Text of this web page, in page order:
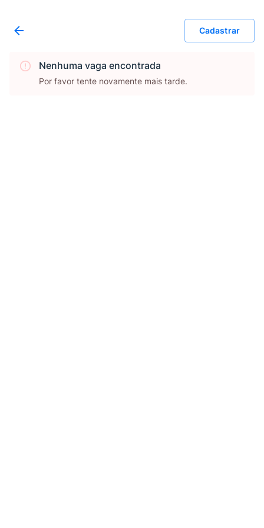
Cadastrar
Nenhuma vaga encontrada
Por favor tente novamente mais tarde.